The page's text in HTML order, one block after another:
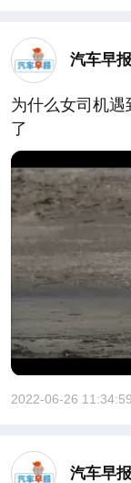
汽车早报
为什么女司机遇
了
2022-06-26 11:34:59
汽车早报